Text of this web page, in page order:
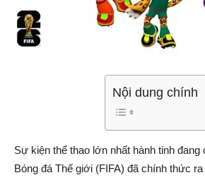
Nội dung chính
Sự kiện thể thao lớn nhất hành tinh đang
Bóng đá Thế giới (FIFA) đã chính thức